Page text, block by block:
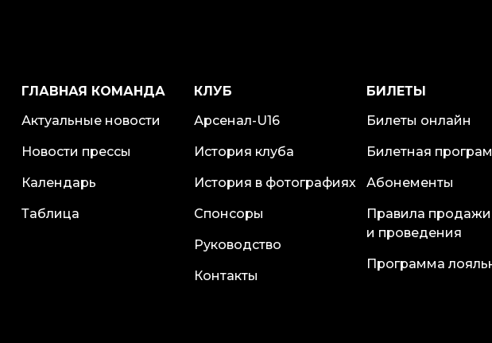
ГЛАВНАЯ КОМАНДА
Актуальные новости
Новости прессы
Календарь
Таблица
КЛУБ
Арсенал-U16
История клуба
История в фотографиях
Спонсоры
Руководство
Контакты
БИЛЕТЫ
Билеты онлайн
Билетная
Абонементы
Правила продажи
и проведения
Программа